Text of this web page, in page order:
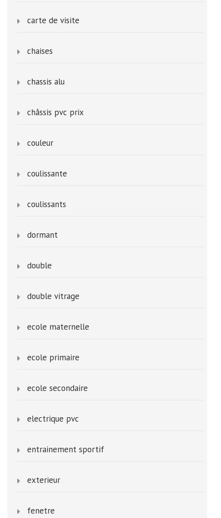
carte de visite
chaises
chassis alu
châssis pvc prix
couleur
coulissante
coulissants
dormant
double
double vitrage
ecole maternelle
ecole primaire
ecole secondaire
electrique pvc
entrainement sportif
exterieur
fenetre